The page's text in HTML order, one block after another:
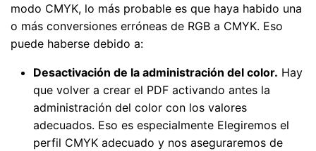
modo CMYK, lo más probable es que haya habido una
o más conversiones erróneas de RGB a CMYK. Eso
puede haberse debido a:
Desactivación de la administración del color. Hay
que volver a crear el PDF activando antes la
administración del color con los valores
adecuados. Eso es especialmente Elegiremos el
perfil CMYK adecuado y nos aseguraremos de